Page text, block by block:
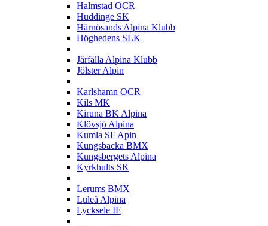
Halmstad OCR
Huddinge SK
Härnösands Alpina Klubb
Höghedens SLK
Järfälla Alpina Klubb
Jölster Alpin
Karlshamn OCR
Kils MK
Kiruna BK Alpina
Klövsjö Alpina
Kumla SF Apin
Kungsbacka BMX
Kungsbergets Alpina
Kyrkhults SK
Lerums BMX
Luleå Alpina
Lycksele IF